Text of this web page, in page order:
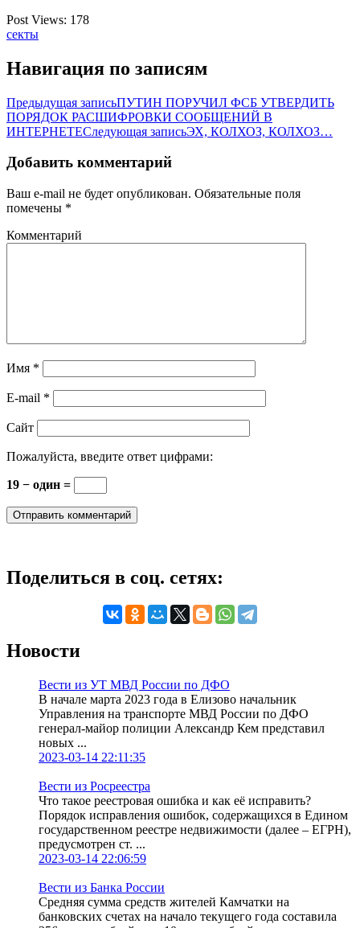
Post Views: 178
секты
Навигация по записям
Предыдущая записьПУТИН ПОРУЧИЛ ФСБ УТВЕРДИТЬ
ПОРЯДОК РАСШИФРОВКИ СООБЩЕНИЙ В
ИНТЕРНЕТЕСледующая записьЭХ, КОЛХОЗ, КОЛХОЗ…
Добавить комментарий
Ваш e-mail не будет опубликован. Обязательные поля
помечены *
Комментарий
Имя *
E-mail *
Сайт
Пожалуйста, введите ответ цифрами:
19 − один =
Поделиться в соц. сетях:
Новости
Вести из УТ МВД России по ДФО
В начале марта 2023 года в Елизово начальник
Управления на транспорте МВД России по ДФО
генерал-майор полиции Александр Кем представил
новых ...
2023-03-14 22:11:35
Вести из Росреестра
Что такое реестровая ошибка и как её исправить?
Порядок исправления ошибок, содержащихся в Едином
государственном реестре недвижимости (далее – ЕГРН),
предусмотрен ст. ...
2023-03-14 22:06:59
Вести из Банка России
Средняя сумма средств жителей Камчатки на
банковских счетах на начало текущего года составила